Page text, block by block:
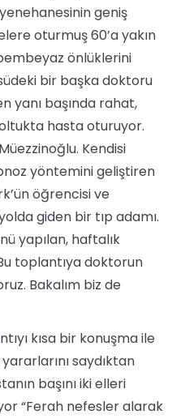
geniş
oturmuş 60’a yakın
önlüklerini
bir başka doktoru
yanı başında rahat,
hasta oturuyor.
Kendisi
yöntemini geliştiren
öğrencisi ve
giden bir tıp adamı.
yapılan, haftalık
toplantıya doktorun
Bakalım biz de
kısa bir konuşma ile
saydıktan
başını iki elleri
“Ferah nefesler alarak